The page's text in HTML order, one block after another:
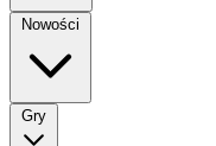
Nowości
Gry